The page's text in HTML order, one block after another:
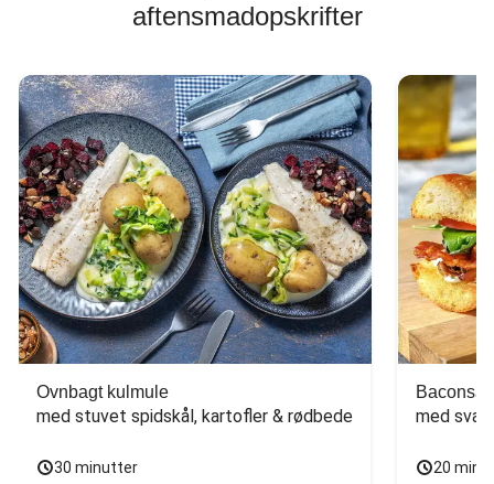
aftensmadopskrifter
Ovnbagt kulmule
med stuvet spidskål, kartofler & rødbede
30 minutter
med
20